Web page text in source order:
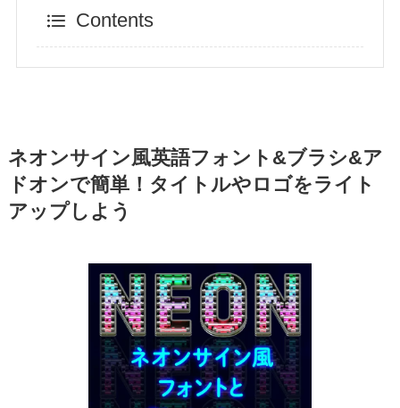
Contents
ネオンサイン風英語フォント&ブラシ&ア
ドオンで簡単！タイトルやロゴをライト
アップしよう